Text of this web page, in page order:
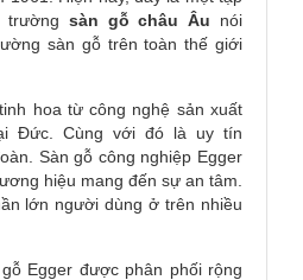
trường sàn gỗ châu Âu nói
sàn gỗ trên toàn thế giới
hoa từ công nghệ sản xuất
Đức. Cùng với đó là uy tín
Sàn gỗ công nghiệp Egger
hiệu mang đến sự an tâm.
lớn người dùng ở trên nhiều
Egger được phân phối rộng